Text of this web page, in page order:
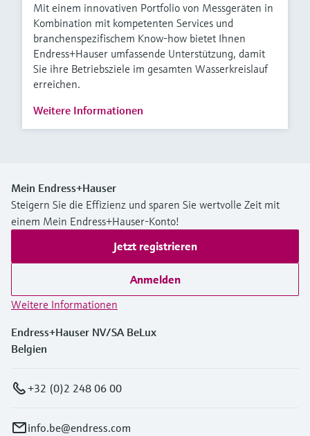
Mit einem innovativen Portfolio von Messgeräten in
Kombination mit kompetenten Services und
branchenspezifischem Know-how bietet Ihnen
Endress+Hauser umfassende Unterstützung, damit
Sie ihre Betriebsziele im gesamten Wasserkreislauf
erreichen.
Weitere Informationen
Mein Endress+Hauser
Steigern Sie die Effizienz und sparen Sie wertvolle Zeit mit
einem Mein Endress+Hauser-Konto!
Jetzt registrieren
Anmelden
Weitere Informationen
Endress+Hauser NV/SA BeLux
Belgien
+32 (0)2 248 06 00
info.be@endress.com